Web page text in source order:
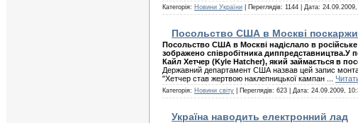
Категорія: Новини України | Переглядів: 1144 | Дата:
Посольство США в Москві
Посольство США в Москві надіслало в російське
зображено співробітника
Кайл Хетчер (Kyle Hatcher), який займається в
Державний департамент США назвав цей запис
"Хетчер став жертвою наклепницької кампан
Категорія: Новини світу | Переглядів: 623 | Дата: 24.09.2009,
Україна наводить електронний лад